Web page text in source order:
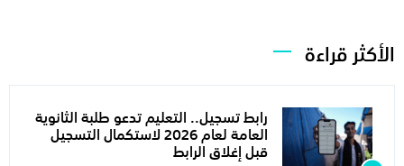
الأكثر قراءة
رابط تسجيل.. التعليم تدعو طلبة الثانوية
العامة لعام 2026 لاستكمال التسجيل
قبل إغلاق الرابط